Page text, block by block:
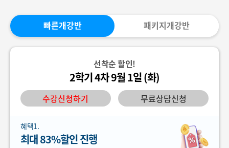
빠른개강반 패키지개강반
선착순 할인!
2학기 4차 9월 1일 (화)
수강신청하기 무료상담신청
혜택1.
최대 83%할인 진행